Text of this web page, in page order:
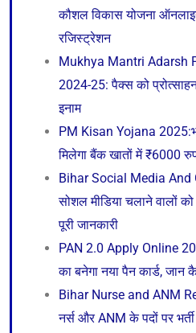
कौशल विकास योजना
रजिस्ट्रेशन
Mukhya Mantri Adarsh
2024-25: पैक्स को
इनाम
PM Kisan Yojana
मिलेगा बैंक खातों में ₹6000
Bihar Social Media
सोशल मीडिया चलाने वालों
पूरी जानकारी
PAN 2.0 Apply Online
का बनेगा नया पैन कार्ड,
Bihar Nurse and ANM
नर्स और ANM के पदों पर